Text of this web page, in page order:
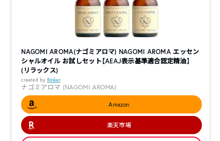
NAGOMI AROMA(ナゴミアロマ) NAGOMI AROMA エッセン
シャルオイル お試しセット【AEAJ表示基準適合認定精油】
(リラックス)
created by Rinker
ナゴミアロマ (NAGOMI AROMA)
Amazon
楽天市場